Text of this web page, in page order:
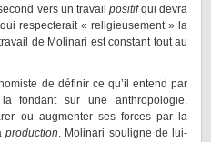
vers un travail positifqui devra
respecterait « religieusement » la
de Molinari est constant tout au
de définir ce qu’il entend par
fondant sur une anthropologie.
ou augmenter ses forces par la
production. Molinari souligne de lui-